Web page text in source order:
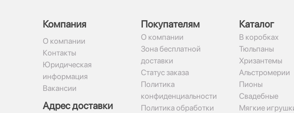
Компания
О компании
Контакты
Юридическая
информация
Вакансии
Адрес доставки
Покупателям
О компании
Зона бесплатной
доставки
Статус заказа
Политика
конфиденциальности
Политика обработки
Каталог
В коробках
Тюльпаны
Хризантемы
Альстромерии
Пионы
Свадебные
Мягкие